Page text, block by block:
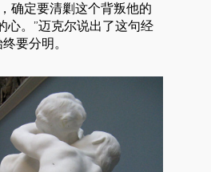
确定要清剿这个背叛他的
心。”迈克尔说出了这句经
要分明。